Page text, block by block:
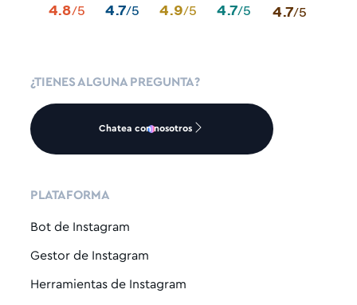
4.8/5 4.7/5 4.9/5 4.7/5 4.7/5
¿TIENES ALGUNA PREGUNTA?
Chatea con nosotros
PLATAFORMA
Bot de Instagram
Gestor de Instagram
Herramientas de Instagram